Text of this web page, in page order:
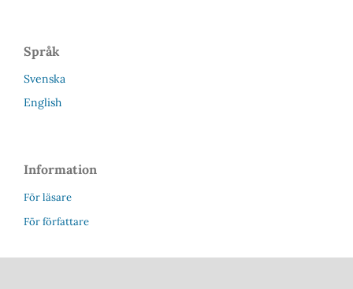
Språk
Svenska
English
Information
För läsare
För författare